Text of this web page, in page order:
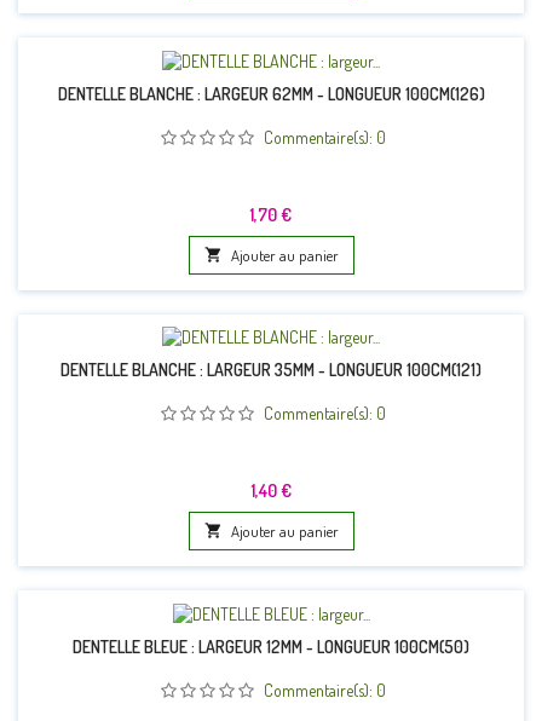
DENTELLE BLANCHE : LARGEUR 62MM - LONGUEUR 100CM(126)
Commentaire(s): 0
Prix
1,70 €
 Ajouter au panier
DENTELLE BLANCHE : LARGEUR 35MM - LONGUEUR 100CM(121)
Commentaire(s): 0
Prix
1,40 €
 Ajouter au panier
DENTELLE BLEUE : LARGEUR 12MM - LONGUEUR 100CM(50)
Commentaire(s): 0